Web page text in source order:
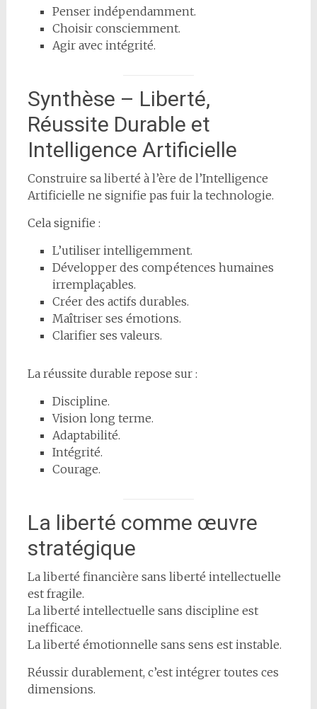
Penser indépendamment.
Choisir consciemment.
Agir avec intégrité.
Synthèse – Liberté,
Réussite Durable et
Intelligence Artificielle
Construire sa liberté à l’ère de l’Intelligence
Artificielle ne signifie pas fuir la technologie.
Cela signifie :
L’utiliser intelligemment.
Développer des compétences humaines
irremplaçables.
Créer des actifs durables.
Maîtriser ses émotions.
Clarifier ses valeurs.
La réussite durable repose sur :
Discipline.
Vision long terme.
Adaptabilité.
Intégrité.
Courage.
La liberté comme œuvre
stratégique
La liberté financière sans liberté intellectuelle
est fragile.
La liberté intellectuelle sans discipline est
inefficace.
La liberté émotionnelle sans sens est instable.
Réussir durablement, c’est intégrer toutes ces
dimensions.